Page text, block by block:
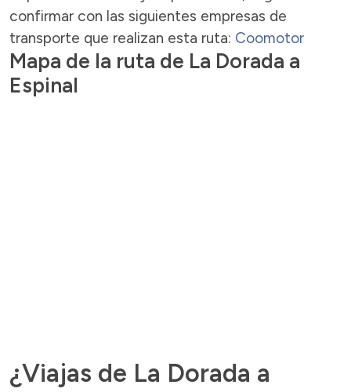
confirmar con las siguientes empresas de
transporte que realizan esta ruta: Coomotor
Mapa de la ruta de La Dorada a
Espinal
¿Viajas de La Dorada a